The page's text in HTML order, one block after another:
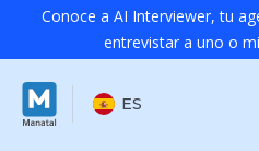
Conoce a AI Interviewer, tu
entrevistar a uno o
ES